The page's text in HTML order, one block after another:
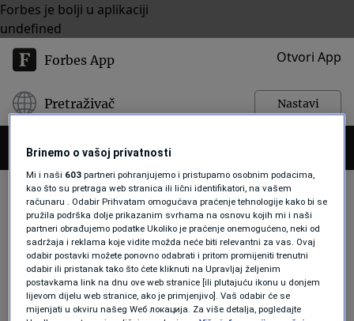
Forbes je bolji u aplikaciji
undefined
Forbes App Otvori App
Pretraživač Nastavi
IGOR LAH
LISTE
Ko su najbogatiji Slovenci 2023.
godine?
Brinemo o vašoj privatnosti
Mi i naši 603 partneri pohranjujemo i pristupamo osobnim podacima,
kao što su pretraga web stranica ili lični identifikatori, na vašem
računaru . Odabir Prihvatam omogućava praćenje tehnologije kako bi se
pružila podrška dolje prikazanim svrhama na osnovu kojih mi i naši
partneri obrađujemo podatke Ukoliko je praćenje onemogućeno, neki od
sadržaja i reklama koje vidite možda neće biti relevantni za vas. Ovaj
odabir postavki možete ponovno odabrati i pritom promijeniti trenutni
odabir ili pristanak tako što ćete kliknuti na Upravljaj željenim
postavkama link na dnu ove web stranice [ili plutajuću ikonu u donjem
lijevom dijelu web stranice, ako je primjenjivo]. Vaš odabir će se
mijenjati u okviru našeg Wеб локација. Za više detalja, pogledajte